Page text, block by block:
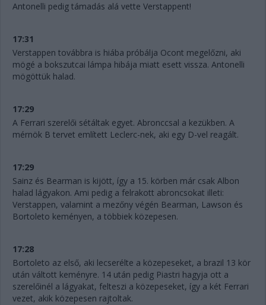
Antonelli pedig támadás alá vette Verstappent!
17:31
Verstappen továbbra is hiába próbálja Ocont megelőzni, aki
mögé a bokszutcai lámpa hibája miatt esett vissza. Antonelli
mögöttük halad.
17:29
A Ferrari szerelői sétáltak egyet. Abronccsal a kezükben. A
mérnök B tervet említett Leclerc-nek, aki egy D-vel reagált.
17:29
Sainz és Bearman is kijött, így a 15. körben már csak Albon
halad lágyakon. Ami pedig a felrakott abroncsokat illeti:
Verstappen, valamint a mezőny végén Bearman, Lawson és
Bortoleto keményen, a többiek közepesen.
17:28
Bortoleto az első, aki lecserélte a közepeseket, a brazil 13 kör
után váltott keményre. 14 után pedig Piastri hagyja ott a
szerelőinél a lágyakat, felteszi a közepeseket, így a két Ferrari
vezet, akik közepesen rajtoltak.